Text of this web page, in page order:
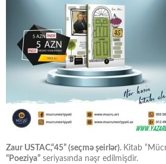
Zaur USTAC,“45” (seçmə şeirlər). Kitab
“Poeziya” seriyasında nəşr edilmişdir.